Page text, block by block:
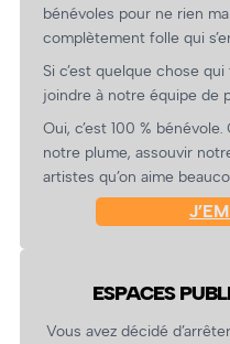
bénévoles pour ne rien
complètement folle qui
Si c’est quelque chose
joindre à notre équipe de
Oui, c’est 100 %
notre plume, assouvir
artistes qu’on aime
ESPACES
Vous avez décidé